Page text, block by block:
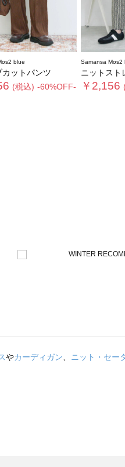
blue
カットパンツ
(税込) -60%OFF-
Samansa Mos2
ニットスト
￥2,156
やカーディガン、 ニット・セー